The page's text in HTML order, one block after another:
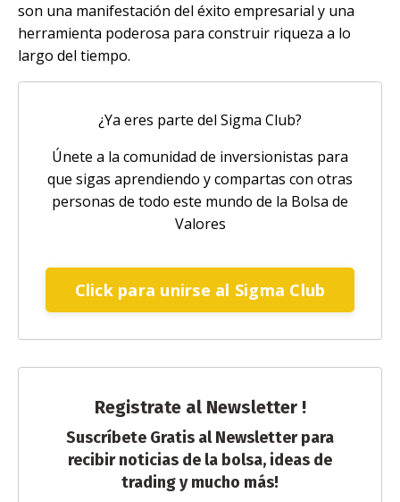
son una manifestación del éxito empresarial y una
herramienta poderosa para construir riqueza a lo
largo del tiempo.
¿Ya eres parte del Sigma Club?
Únete a la comunidad de inversionistas para
que sigas aprendiendo y compartas con otras
personas de todo este mundo de la Bolsa de
Valores
Click para unirse al Sigma Club
Registrate al Newsletter !
Suscríbete Gratis al Newsletter para
recibir noticias de la bolsa, ideas de
trading y mucho más!